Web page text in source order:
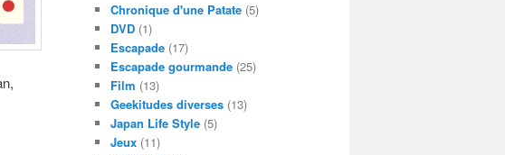
Chronique d'une Patate (5)
DVD (1)
Escapade (17)
Escapade gourmande (25)
Film (13)
Geekitudes diverses (13)
Japan Life Style (5)
Jeux (11)